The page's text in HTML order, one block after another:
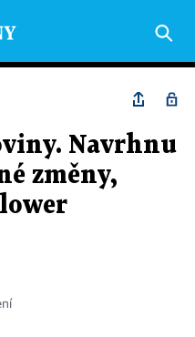
Navrhnu
změny,